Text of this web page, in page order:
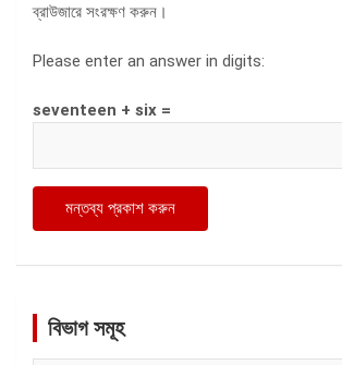
ব্রাউজারে সংরক্ষণ করুন।
Please enter an answer in digits:
seventeen + six =
বিভাগ সমূহ